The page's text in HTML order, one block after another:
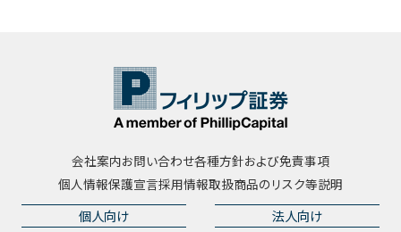
会社案内お問い合わせ各種方針および免責事項
個人情報保護宣言採用情報取扱商品のリスク等説明
個人向け 法人向け